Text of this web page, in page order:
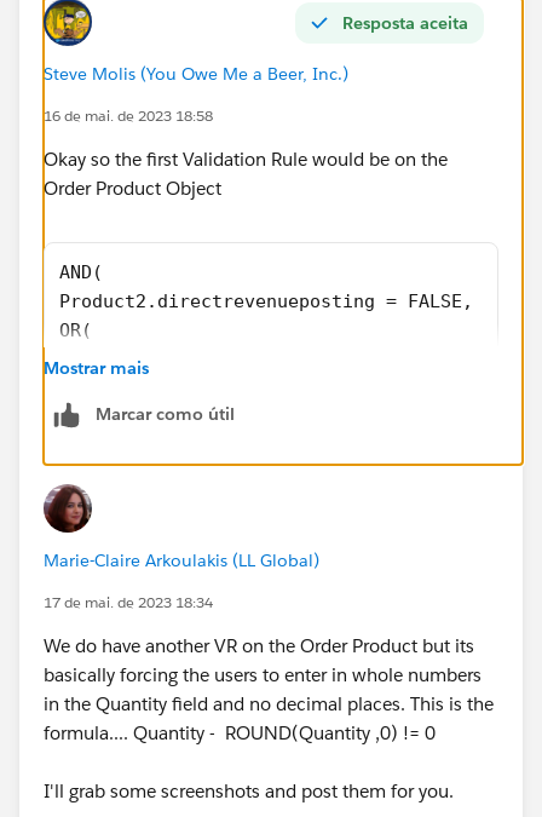
Resposta aceita
Steve Molis (You Owe Me a Beer, Inc.)
16 de mai. de 2023 18:58
Okay so the first Validation Rule would be on the
Order Product Object
AND(
Product2.directrevenueposting = FALSE,
OR(
ISBLANK( StartDate ),
)
Mostrar mais
Marcar como útil
Marie-Claire Arkoulakis (LL Global)
17 de mai. de 2023 18:34
We do have another VR on the Order Product but its
basically forcing the users to enter in whole numbers
in the Quantity field and no decimal places. This is the
formula.... Quantity - ROUND(Quantity ,0) != 0
I'll grab some screenshots and post them for you.